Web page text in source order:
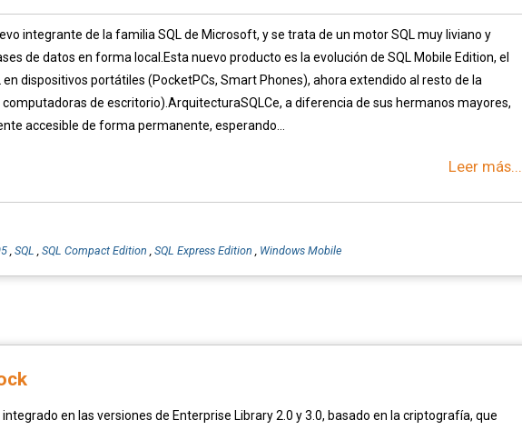
integrante de la familia SQL de Microsoft, y se trata de un motor SQL muy liviano y
de datos en forma local.Esta nuevo producto es la evolución de SQL Mobile Edition, el
dispositivos portátiles (PocketPCs, Smart Phones), ahora extendido al resto de la
de escritorio).ArquitecturaSQLCe, a diferencia de sus hermanos mayores,
accesible de forma permanente, esperando...
Leer más...
, SQL , SQL Compact Edition , SQL Express Edition , Windows Mobile
en las versiones de Enterprise Library 2.0 y 3.0, basado en la criptografía, que